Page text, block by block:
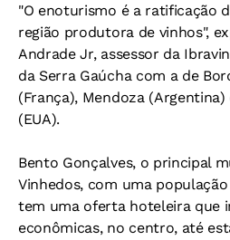
"O enoturismo é a ratificação
região produtora de vinhos",
Andrade Jr, assessor da
da Serra Gaúcha com a de
(França), Mendoza (Argentina)
(EUA).
Bento Gonçalves, o principal
Vinhedos, com uma
tem uma oferta hoteleira que
econômicas, no centro, até